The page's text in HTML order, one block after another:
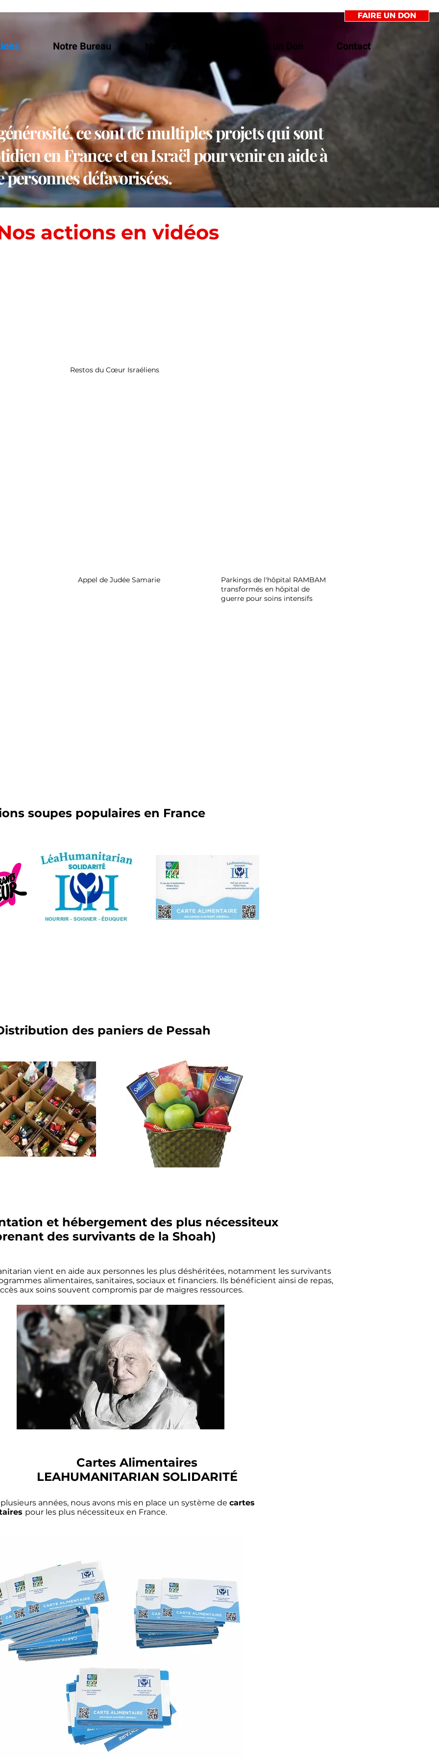
FAIRE UN DON
Notre Bureau Nos Partenaires Faire un Don Contact
ce sont de multiples projets qui sont
en France et en Israël pour venir en aide à
défavorisées.
actions en vidéos
Restos du Cœur Israéliens
Appel de Judée Samarie
Parkings de l'hôpital RAMBAM
transformés en hôpital de
guerre pour soins intensifs
soupes populaires en France
des paniers de Pessah
et hébergement des plus nécessiteux
des survivants de la Shoah)
vient en aide aux personnes les plus déshéritées, notamment les survivants
alimentaires, sanitaires, sociaux et financiers. Ils bénéficient ainsi de repas,
aux soins souvent compromis par de maigres ressources.
Cartes Alimentaires
LEAHUMANITARIAN SOLIDARITÉ
années, nous avons mis en place un système de cartes
pour les plus nécessiteux en France.